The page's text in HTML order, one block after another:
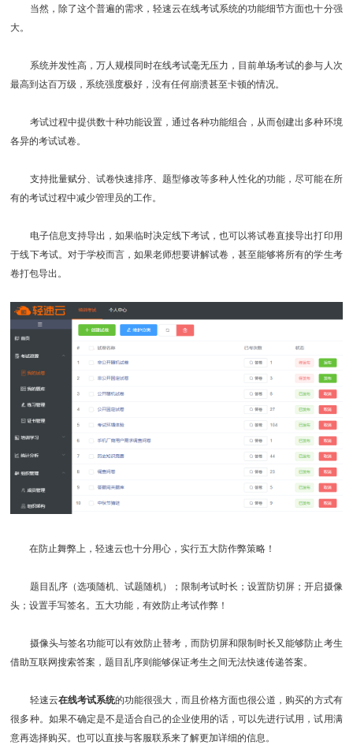
当然，除了这个普遍的需求，轻速云在线考试系统的功能细节方面也十分强
大。
系统并发性高，万人规模同时在线考试毫无压力，目前单场考试的参与人次
最高到达百万级，系统强度极好，没有任何崩溃甚至卡顿的情况。
考试过程中提供数十种功能设置，通过各种功能组合，从而创建出多种环境
各异的考试试卷。
支持批量赋分、试卷快速排序、题型修改等多种人性化的功能，尽可能在所
有的考试过程中减少管理员的工作。
电子信息支持导出，如果临时决定线下考试，也可以将试卷直接导出打印用
于线下考试。对于学校而言，如果老师想要讲解试卷，甚至能够将所有的学生考
卷打包导出。
在防止舞弊上，轻速云也十分用心，实行五大防作弊策略！
题目乱序（选项随机、试题随机）；限制考试时长；设置防切屏；开启摄像
头；设置手写签名。五大功能，有效防止考试作弊！
摄像头与签名功能可以有效防止替考，而防切屏和限制时长又能够防止考生
借助互联网搜索答案，题目乱序则能够保证考生之间无法快速传递答案。
轻速云在线考试系统的功能很强大，而且价格方面也很公道，购买的方式有
很多种。如果不确定是不是适合自己的企业使用的话，可以先进行试用，试用满
意再选择购买。也可以直接与客服联系来了解更加详细的信息。